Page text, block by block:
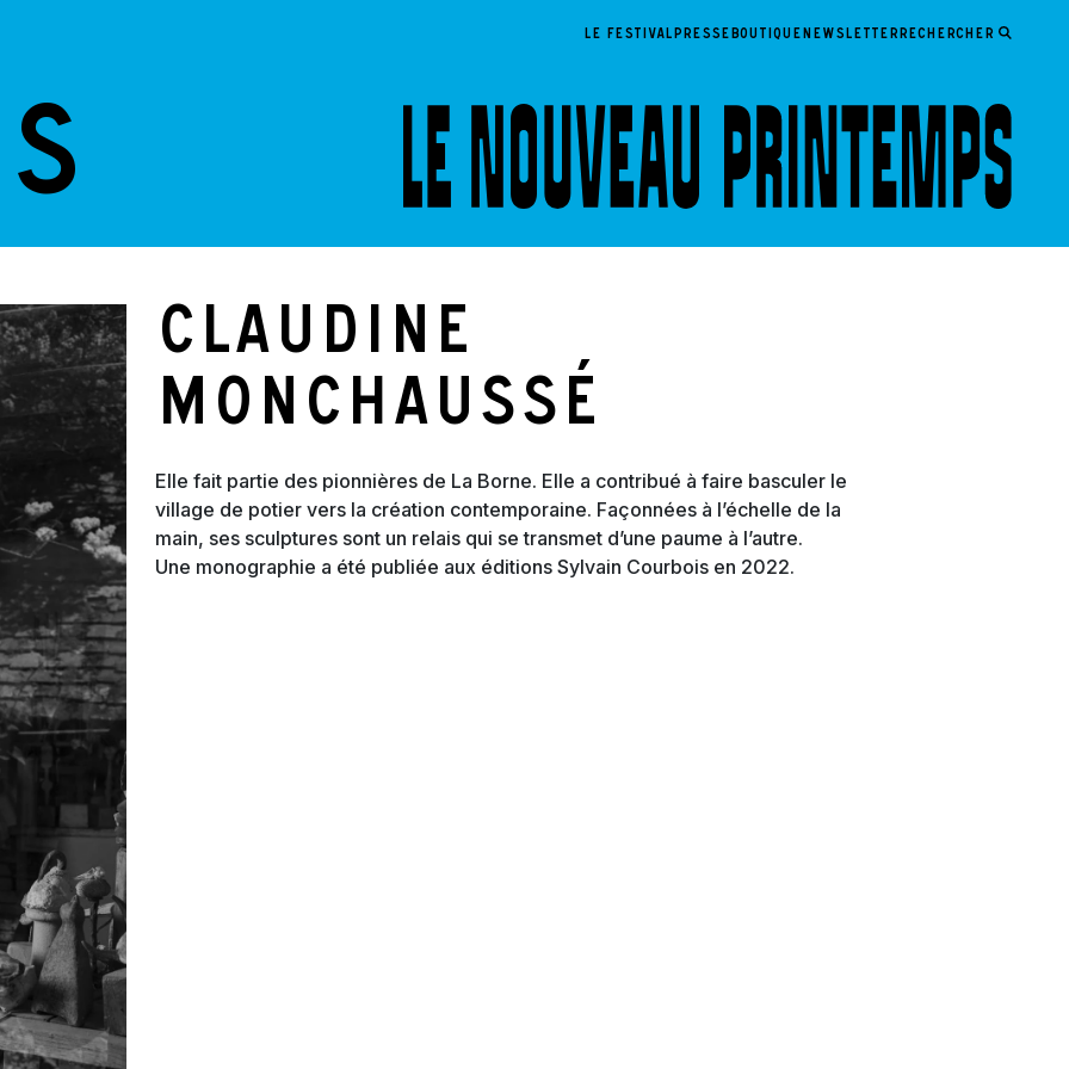
LE FESTIVALPRESSEBOUTIQUENEWSLETTERRechercher
Claudine
Monchaussé
Elle fait partie des pionnières de La Borne. Elle a contribué à faire basculer le
village de potier vers la création contemporaine. Façonnées à l’échelle de la
main, ses sculptures sont un relais qui se transmet d’une paume à l’autre.
Une monographie a été publiée aux éditions Sylvain Courbois en 2022.